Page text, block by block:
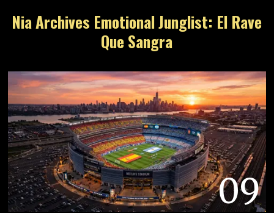
Nia Archives Emotional Junglist: El Rave
Que Sangra
09